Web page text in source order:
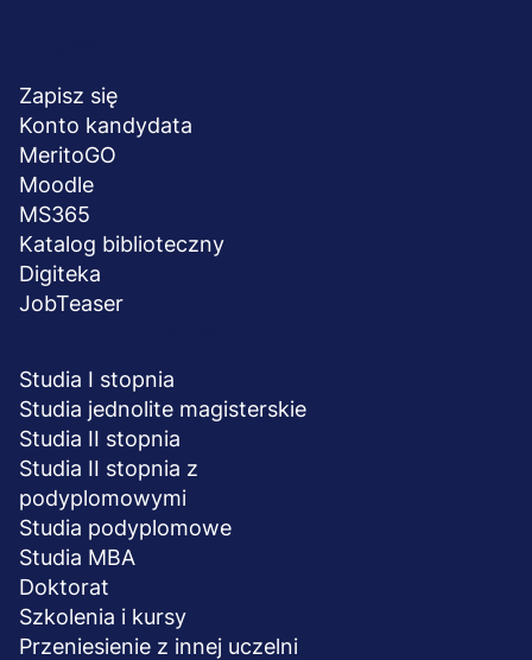
stopka
Zapisz się
Konto kandydata
MeritoGO
Moodle
MS365
Katalog biblioteczny
Digiteka
JobTeaser
Studia I stopnia
Studia jednolite magisterskie
Studia II stopnia
Studia II stopnia z
podyplomowymi
Studia podyplomowe
Studia MBA
Doktorat
Szkolenia i kursy
Przeniesienie z innej uczelni